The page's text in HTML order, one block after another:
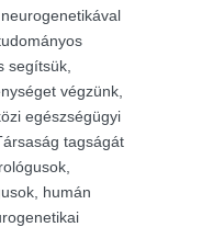
segítsük,
végzünk,
egészségügyi
tagságát
humán